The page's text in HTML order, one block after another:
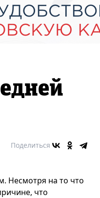
Поделиться
Несмотря на то что
что